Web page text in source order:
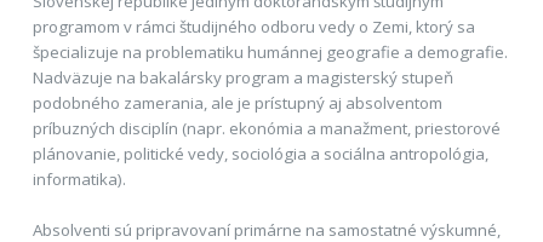
programom v rámci študijného odboru vedy o Zemi, ktorý sa
špecializuje na problematiku humánnej geografie a demografie.
Nadväzuje na bakalársky program a magisterský stupeň
podobného zamerania, ale je prístupný aj absolventom
príbuzných disciplín (napr. ekonómia a manažment, priestorové
plánovanie, politické vedy, sociológia a sociálna antropológia,
informatika).
Absolventi sú pripravovaní primárne na samostatné výskumné,